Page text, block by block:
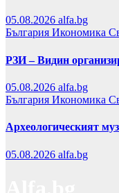
05.08.2026 alfa.bg
България Икономика
РЗИ – Видин
05.08.2026 alfa.bg
България Икономика
Археологическият
05.08.2026 alfa.bg